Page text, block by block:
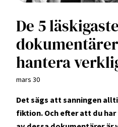
De 5 läskigaste
hantera
mars 30
Det sägs att sanningen
fiktion. Och efter att du